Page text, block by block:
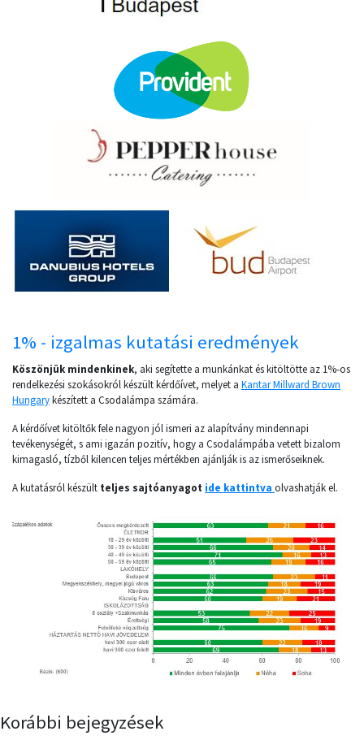
1% - izgalmas kutatási eredmények
Köszönjük mindenkinek, aki segítette a munkánkat és kitöltötte az 1%-os
rendelkezési szokásokról készült kérdőívet, melyet a Kantar Millward Brown
Hungarykészített a Csodalámpa számára.
A kérdőívet kitöltők fele nagyon jól ismeri az alapítvány mindennapi
tevékenységét, s ami igazán pozitív, hogy a Csodalámpába vetett bizalom
kimagasló, tízből kilencen teljes mértékben ajánlják is az ismerőseiknek.
A kutatásról készült teljes sajtóanyagot ide kattintva olvashatják el.
Korábbi bejegyzések